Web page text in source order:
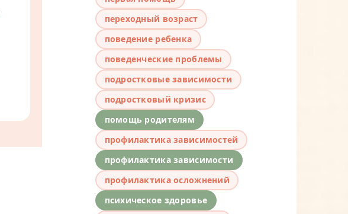
переходный возраст
поведение ребенка
поведенческие проблемы
подростковые зависимости
подростковый кризис
помощь родителям
профилактика зависимостей
профилактика зависимости
профилактика осложнений
психическое здоровье